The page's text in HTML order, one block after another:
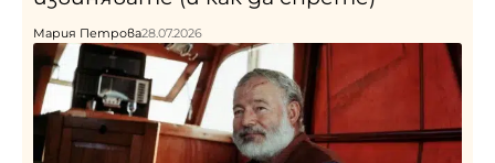
Мария Петрова28.07.2026